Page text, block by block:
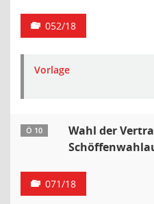
052/18
Vorlage
Ö 10
Wahl der
071/18